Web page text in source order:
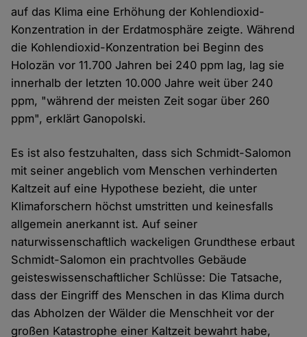
auf das Klima eine Erhöhung der Kohlendioxid-
Konzentration in der Erdatmosphäre zeigte. Während
die Kohlendioxid-Konzentration bei Beginn des
Holozän vor 11.700 Jahren bei 240 ppm lag, lag sie
innerhalb der letzten 10.000 Jahre weit über 240
ppm, "während der meisten Zeit sogar über 260
ppm", erklärt Ganopolski.
Es ist also festzuhalten, dass sich Schmidt-Salomon
mit seiner angeblich vom Menschen verhinderten
Kaltzeit auf eine Hypothese bezieht, die unter
Klimaforschern höchst umstritten und keinesfalls
allgemein anerkannt ist. Auf seiner
naturwissenschaftlich wackeligen Grundthese erbaut
Schmidt-Salomon ein prachtvolles Gebäude
geisteswissenschaftlicher Schlüsse: Die Tatsache,
dass der Eingriff des Menschen in das Klima durch
das Abholzen der Wälder die Menschheit vor der
großen Katastrophe einer Kaltzeit bewahrt habe,